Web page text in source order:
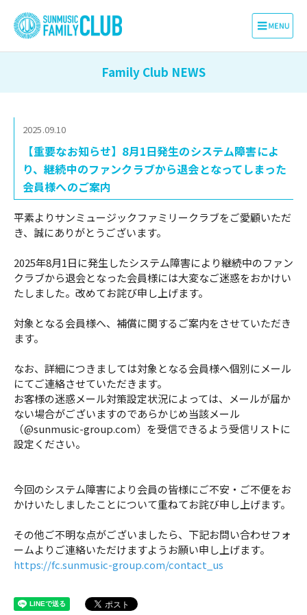
Family Club NEWS
2025.09.10
【重要なお知らせ】8月1日発生のシステム障害によ
り、継続中のファンクラブから退会となってしまった
会員様へのご案内
平素よりサンミュージックファミリークラブをご愛顧いただ
き、誠にありがとうございます。
2025年8月1日に発生したシステム障害により継続中のファン
クラブから退会となった会員様には大変なご迷惑をおかけい
たしました。改めてお詫び申し上げます。
対象となる会員様へ、補償に関するご案内をさせていただき
ます。
なお、詳細につきましては対象となる会員様へ個別にメール
にてご連絡させていただきます。
お客様の迷惑メール対策設定状況によっては、メールが届か
ない場合がございますのであらかじめ当該メール
（@sunmusic-group.com）を受信できるよう受信リストに
設定ください。
今回のシステム障害により会員の皆様にご不安・ご不便をお
かけいたしましたことについて重ねてお詫び申し上げます。
その他ご不明な点がございましたら、下記お問い合わせフォ
ームよりご連絡いただけますようお願い申し上げます。
https://fc.sunmusic-group.com/contact_us